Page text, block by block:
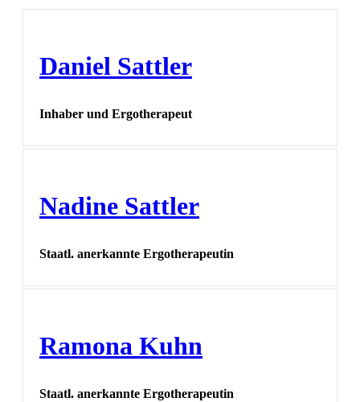
Daniel Sattler
Inhaber und Ergotherapeut
Nadine Sattler
Staatl. anerkannte Ergotherapeutin
Ramona Kuhn
Staatl. anerkannte Ergotherapeutin